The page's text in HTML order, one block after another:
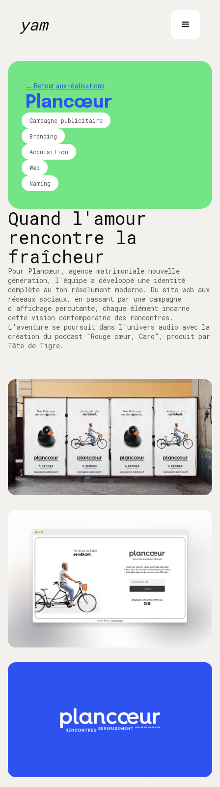
yam
← Retour aux réalisations
Plancœur
Campagne publicitaire
Branding
Acquisition
Web
Naming
Quand l'amour
rencontre la
fraîcheur
Pour Plancœur, agence matrimoniale nouvelle
génération, l'équipe a développé une identité
complète au ton résolument moderne. Du site web aux
réseaux sociaux, en passant par une campagne
d'affichage percutante, chaque élément incarne
cette vision contemporaine des rencontres.
L'aventure se poursuit dans l'univers audio avec la
création du podcast "Rouge cœur, Caro", produit par
Tête de Tigre.